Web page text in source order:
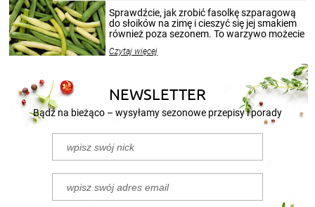
patenty, które pozwolą zachować świeżość
przetworów.
Sprawdźcie, jak zrobić fasolkę szparagową
do słoików na zimę i cieszyć się jej smakiem
również poza sezonem. To warzywo możecie
nasze propozycje!
Czytaj więcej
NEWSLETTER
Bądź na bieżąco – wysyłamy sezonowe przepisy i porady